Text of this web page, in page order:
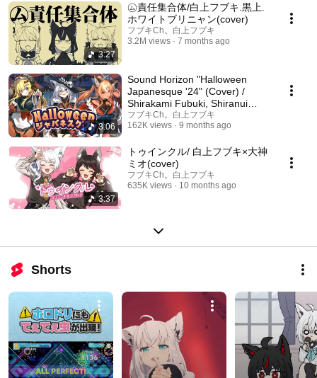
3:27
㋰責任集合体/白上フブキ.黒上.
ホワイトブリニャン(cover)
フブキCh。白上フブキ
3.2M views
7 months ago
3:06
Sound Horizon "Halloween
Japanesque '24" (Cover) /
Shirakami Fubuki, Shiranui
Flare, Tsunomaki Wa...
フブキCh。白上フブキ
162K views
9 months ago
3:37
トゥインクル/ 白上フブキ×大神
ミオ(cover)
フブキCh。白上フブキ
635K views
10 months ago
Shorts